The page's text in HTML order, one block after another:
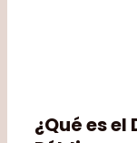
¿Qué es